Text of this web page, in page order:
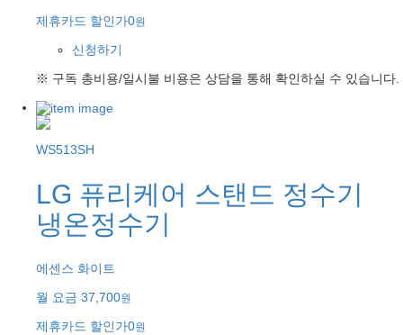
제휴카드 할인가0원
신청하기
※ 구독 총비용/일시불 비용은 상담을 통해 확인하실 수 있습니다.
WS513SH
LG 퓨리케어 스탠드 정수기
냉온정수기
에센스 화이트
월 요금 37,700원
제휴카드 할인가0원